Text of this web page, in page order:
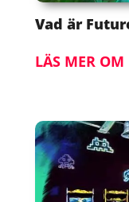
Vad är
LÄS MER OM